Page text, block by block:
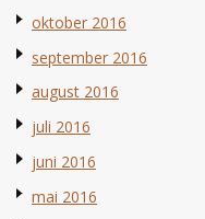
oktober 2016
september 2016
august 2016
juli 2016
juni 2016
mai 2016